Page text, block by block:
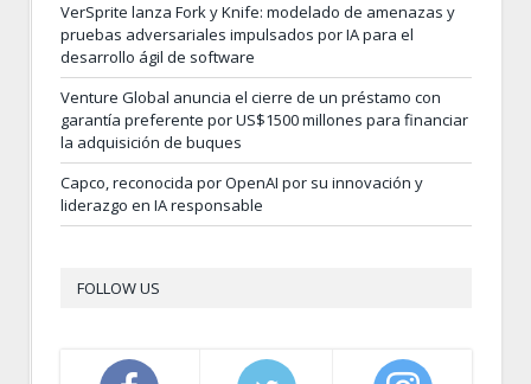
VerSprite lanza Fork y Knife: modelado de amenazas y
pruebas adversariales impulsados por IA para el
desarrollo ágil de software
Venture Global anuncia el cierre de un préstamo con
garantía preferente por US$1500 millones para financiar
la adquisición de buques
Capco, reconocida por OpenAI por su innovación y
liderazgo en IA responsable
FOLLOW US